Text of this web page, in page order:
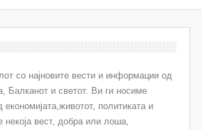
со најновите вести и информации од
Балканот и светот. Ви ги носиме
економијата,животот, политиката и
некоја вест, добра или лоша,